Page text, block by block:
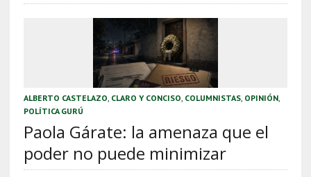
ALBERTO CASTELAZO, CLARO Y CONCISO, COLUMNISTAS, OPINIÓN,
POLÍTICA GURÚ
Paola Gárate: la amenaza que el
poder no puede minimizar